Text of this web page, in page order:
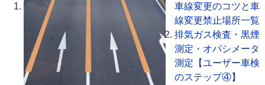
車線変更のコツと車
線変更禁止場所一覧
排気ガス検査・黒煙
測定・オパシメータ
測定【ユーザー車検
のステップ④】